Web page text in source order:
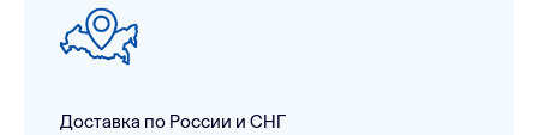
Доставка по России и СНГ